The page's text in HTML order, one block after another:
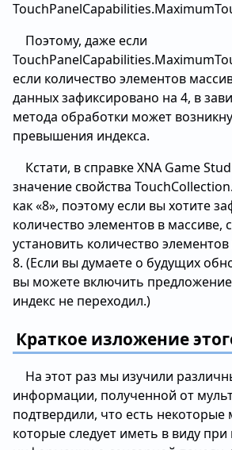
Поэтому, даже если
если количество элементов
данных зафиксировано на 4, в
метода обработки может
превышения индекса.
Кстати, в справке XNA Game
значение свойства
как «8», поэтому если вы хотите
количество элементов в массиве,
установить количество
8. (Если вы думаете о будущих
вы можете включить
индекс не переходил.)
Краткое изложение
На этот раз мы изучили
информации, полученной от
подтвердили, что есть
которые следует иметь в виду